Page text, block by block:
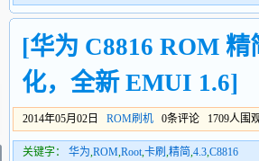
[华为 C8816 ROM
化，全新 EMUI 1.6]
2014年05月02日 ROM刷机 0条评论 1709人围
关键字： 华为,ROM,Root,卡刷 ,精简,4.3,C8816